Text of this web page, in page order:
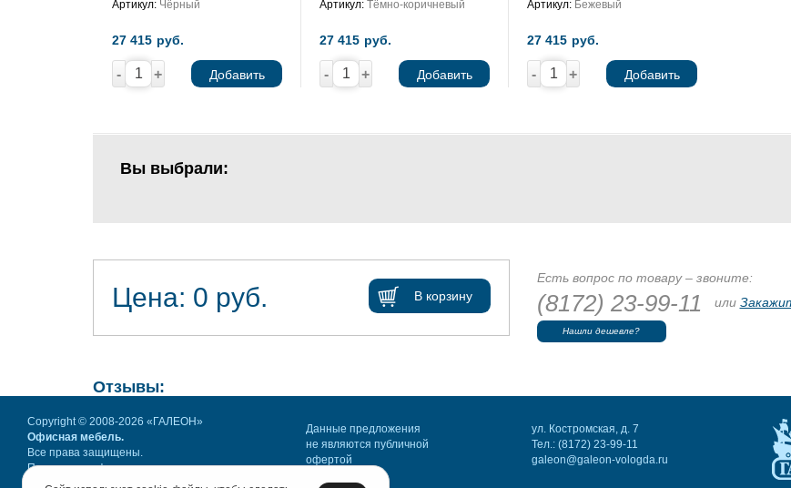
Артикул: Чёрный
27 415 руб.
- + Добавить
Артикул: Тёмно-коричневый
27 415 руб.
- + Добавить
Артикул: Бежевый
27 415 руб.
- + Добавить
Вы выбрали:
Цена: 0 руб. В корзину
Есть вопрос по товару – звоните:
(8172) 23-99-11 или
Нашли дешевле?
Отзывы:
Copyright © 2008-2026 «ГАЛЕОН»
Офисная мебель.
Все права защищены.
Политика конфиденциальности
Данные предложения
не являются публичной
офертой
ул. Костромская, д. 7
Тел.: (8172) 23-99-11
galeon@galeon-vologda.ru